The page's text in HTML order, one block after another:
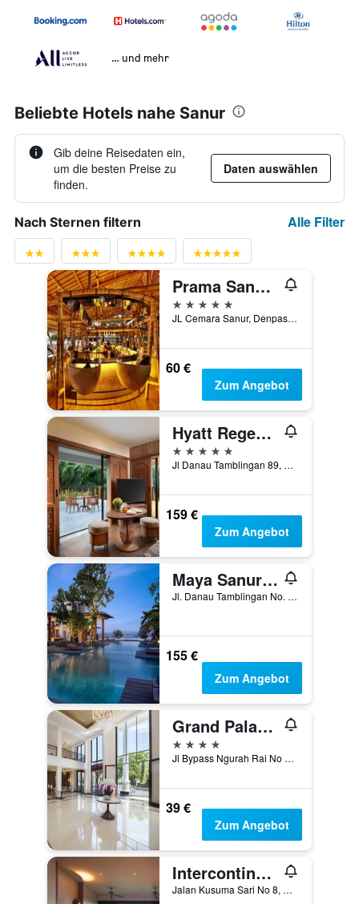
… und mehr
Beliebte Hotels nahe Sanur
Gib deine Reisedaten ein,
um die besten Preise zu
finden.
Daten auswählen
Nach Sternen filtern Alle Filter
Prama Sanur Beach Bali
5 Sterne
JL Cemara Sanur, Denpasar, Indonesien
60 €
Zum Angebot
Hyatt Regency Bali
5 Sterne
Jl Danau Tamblingan 89, Denpasar, Indonesien
159 €
Zum Angebot
Maya Sanur Resort & Spa
Jl. Danau Tamblingan No. 89M Batujimbar, Denpasar, Indonesien
155 €
Zum Angebot
Grand Palace Hotel Sanur - Bali
4 Sterne
Jl Bypass Ngurah Rai No 165, Sanur, Denpasar, Indonesien
39 €
Zum Angebot
Intercontinental Hotels Bali Sanur Resort By IHG
Jalan Kusuma Sari No 8, Denpasar, Indonesien